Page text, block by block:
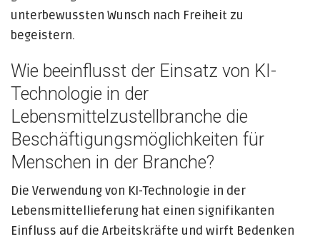
unterbewussten Wunsch nach Freiheit zu
begeistern.
Wie beeinflusst der Einsatz von KI-
Technologie in der
Lebensmittelzustellbranche die
Beschäftigungsmöglichkeiten für
Menschen in der Branche?
Die Verwendung von KI-Technologie in der
Lebensmittellieferung hat einen signifikanten
Einfluss auf die Arbeitskräfte und wirft Bedenken